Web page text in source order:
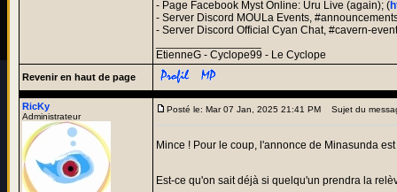
- Page Facebook Myst Online: Uru Live (again); (
- Server Discord MOULa Events,
- Server Discord Official Cyan Chat, #cavern-
EtienneG - Cyclope99 - Le Cyclope
Revenir en haut de page
RicKy
Administrateur
Posté le: Mar 07 Jan, 2025 21:41 PM Sujet du
Mince ! Pour le coup, l'annonce de Minasunda
Est-ce qu'on sait déjà si quelqu'un prendra la